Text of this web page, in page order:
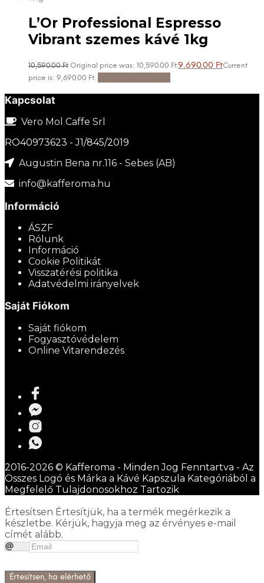
L’Or Professional Espresso
Vibrant szemes kávé 1kg
10,590.00Ft Original price was: 10,590.00 Ft.9,690.00 FtCurrent
price is: 9,690.00 Ft.
Kapcsolat
Vero Mol Caffe Srl
RO40973623 - J1/845/2019
Augustin Bena nr.116 - Sebes (AB)
info@kafferoma.hu
Információ
ÁSZF
Rólunk
Információ
Cookie Politikát
Visszatérési politika
Adatvédelmi irányelvek
Saját Fiókom
Saját fiókom
Fogyasztóvédelem
Online Vitarendezés
2016-2026 © Kafferoma - Minden Jog Fenntartva - Az
Összes Logó és Márka a Kávé Kapszula Kategóriából a
Megfelelő Tulajdonosokhoz Tartozik
Értesítsen Értesítjük, ha a termék megérkezik a
készletbe. Kérjük, hagyja meg az érvényes e-mail
címét alább.
Értesítsen, ha elérhető